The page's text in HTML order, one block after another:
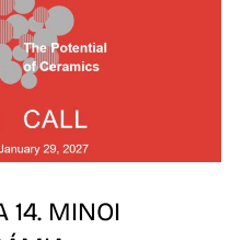
14. MINOI